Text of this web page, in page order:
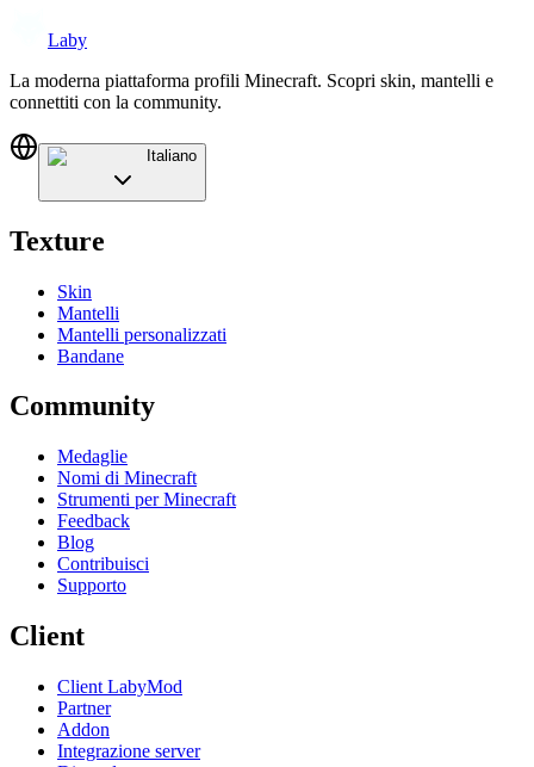
Laby
La moderna piattaforma profili Minecraft. Scopri skin, mantelli e
connettiti con la community.
Italiano
Texture
Skin
Mantelli
Mantelli personalizzati
Bandane
Community
Medaglie
Nomi di Minecraft
Strumenti per Minecraft
Feedback
Blog
Contribuisci
Supporto
Client
Client LabyMod
Partner
Addon
Integrazione server